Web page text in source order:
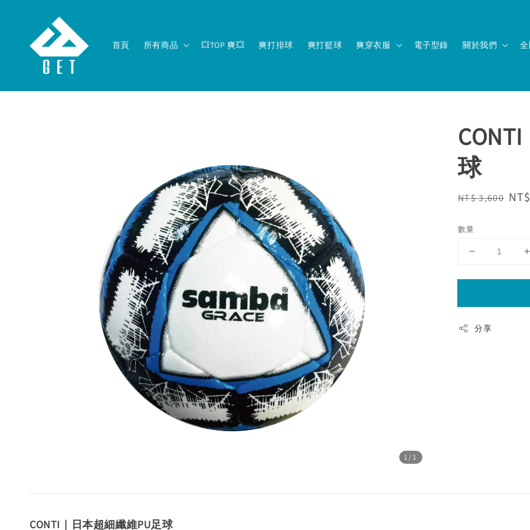
首頁 所有商品 💥TOP 爽💥 爽打排球 爽打籃球 爽穿衣服 電子型錄 關於我們
1 /1
球
Regular
NT$ 3,600 Sale
數量
分享
CONTI｜日本超細纖維PU足球